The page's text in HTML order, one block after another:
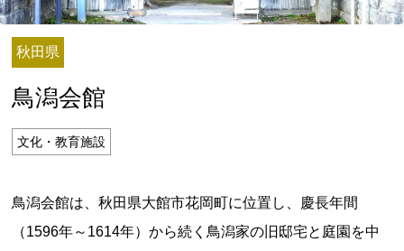
不具合・報告事項
記事掲載基準
Special Thanks
秋田県
鳥潟会館
文化・教育施設
鳥潟会館は、秋田県大館市花岡町に位置し、慶長年間
（1596年～1614年）から続く鳥潟家の旧邸宅と庭園を中